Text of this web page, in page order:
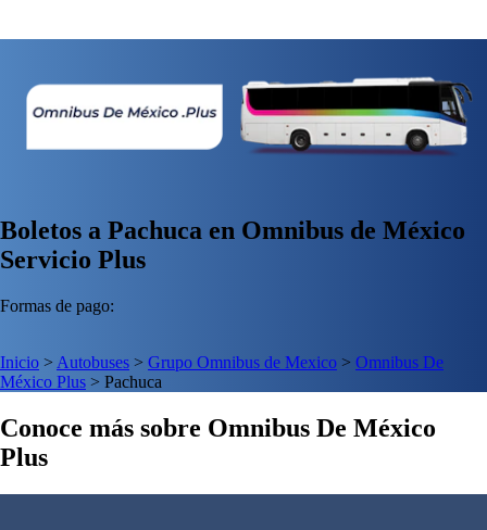
Boletos a Pachuca en Omnibus de México
Servicio Plus
Formas de pago:
Inicio > Autobuses > Grupo Omnibus de Mexico > Omnibus De
México Plus > Pachuca
Conoce más sobre Omnibus De México
Plus